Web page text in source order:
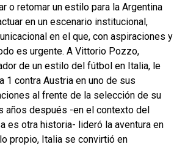
o retomar un estilo para la Argentina
en un escenario institucional,
en el que, con aspiraciones y
es urgente. A Vittorio Pozzo,
de un estilo del fútbol en Italia, le
1 contra Austria en uno de sus
al frente de la selección de su
años después -en el contexto del
es otra historia- lideró la aventura en
propio, Italia se convirtió en